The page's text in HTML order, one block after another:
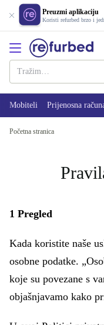
Preuzmi aplikaciju
Koristi refurbed brzo i
Mobiteli Prijenosna
Početna stranica
1 Pregled
Kada koristite naše
osobne podatke.
koje su povezane s
objašnjavamo kako